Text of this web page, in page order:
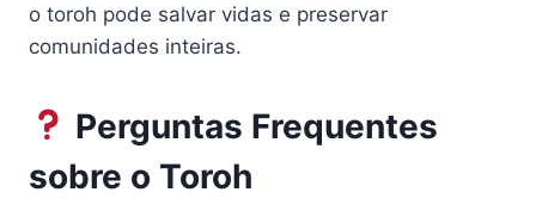
o toroh pode salvar vidas e preservar
comunidades inteiras.
Perguntas Frequentes
sobre o Toroh